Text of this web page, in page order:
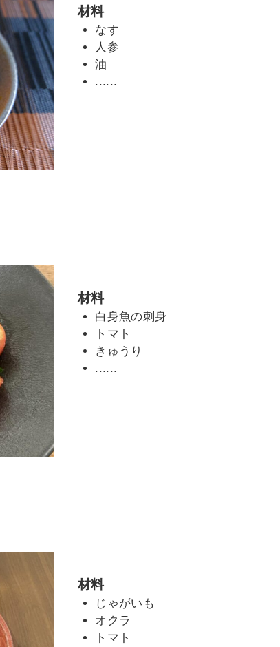
材料
なす
人参
油
......
材料
白身魚の刺身
トマト
きゅうり
......
材料
じゃがいも
オクラ
トマト